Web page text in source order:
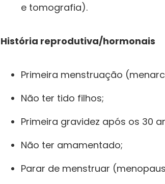
e tomografia).
História reprodutiva/hormonais
Primeira menstruação
Não ter tido filhos;
Primeira gravidez após os 30
Não ter amamentado;
Parar de menstruar